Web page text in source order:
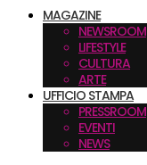
MAGAZINE
NEWSROOM
LIFESTYLE
CULTURA
ARTE
UFFICIO STAMPA
PRESSROOM
EVENTI
NEWS